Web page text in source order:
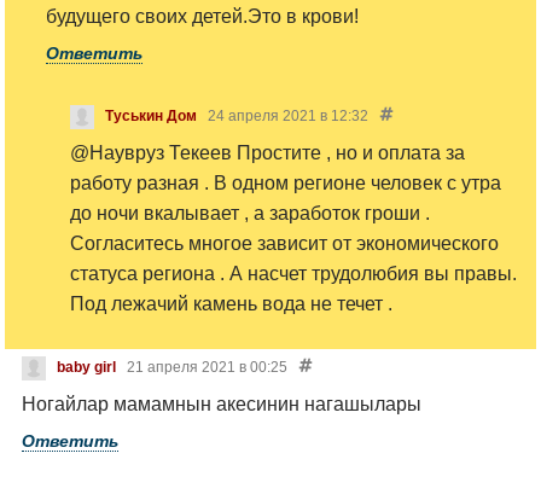
будущего своих детей.Это в крови!
Ответить
Туськин Дом 24 апреля 2021 в 12:32
@Наувруз Текеев Простите , но и оплата за
работу разная . В одном регионе человек с утра
до ночи вкалывает , а заработок гроши .
Согласитесь многое зависит от экономического
статуса региона . А насчет трудолюбия вы правы.
Под лежачий камень вода не течет .
baby girl 21 апреля 2021 в 00:25
Ногайлар мамамнын акесинин нагашылары
Ответить